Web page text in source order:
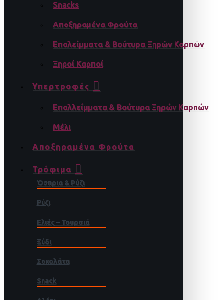
Snacks
Αποξηραμένα Φρούτα
Επαλείμματα & Βούτυρα Ξηρών Καρπών
Ξηροί Καρποί
Υπερτροφές
Επαλλείμματα & Βούτυρα Ξηρών Καρπών
Μέλι
Αποξηραμένα Φρούτα
Τρόφιμα
Όσπρια & Ρύζι
Ρύζι
Ελιές – Τουρσιά
Ξύδι
Σοκολάτα
Snack